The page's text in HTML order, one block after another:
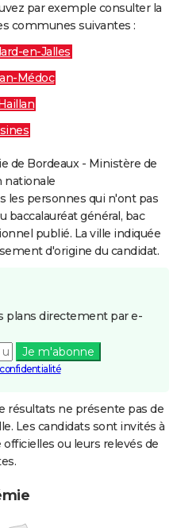
par exemple consulter la
communes suivantes :
en-Jalles
Médoc
de Bordeaux - Ministère de
nationale
les personnes qui n'ont pas
baccalauréat général, bac
publié. La ville indiquée
d'origine du candidat.
plans directement par e-
Je m'abonne
résultats ne présente pas de
Les candidats sont invités à
ou leurs relevés de